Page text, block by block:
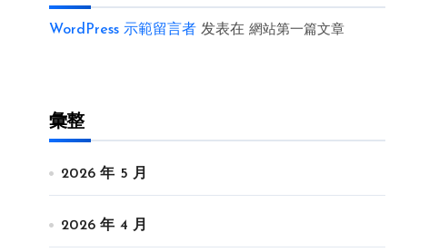
WordPress 示範留言者 发表在 網站第一篇文章
彙整
2026 年 5 月
2026 年 4 月